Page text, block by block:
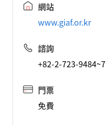
網站
www.giaf.or.kr
諮詢
+82-2-723-9484~7
門票
免費